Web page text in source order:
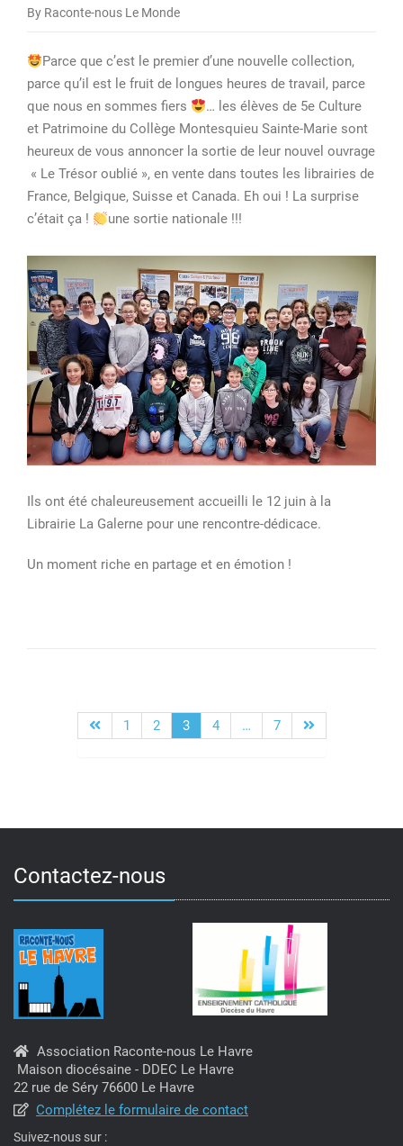
le
12
juin
à
la
Galerne
!
By Raconte-nous Le Monde
Parce que c’est le premier d’une nouvelle collection,
parce qu’il est le fruit de longues heures de travail, parce
que nous en sommes fiers
… les élèves de 5e Culture
et Patrimoine du Collège Montesquieu Sainte-Marie sont
heureux de vous annoncer la sortie de leur nouvel ouvrage
« Le Trésor oublié », en vente dans toutes les librairies de
France, Belgique, Suisse et Canada. Eh oui ! La surprise
c’était ça !
une sortie nationale !!!
Ils ont été chaleureusement accueilli le 12 juin à la
Librairie La Galerne pour une rencontre-dédicace.
Un moment riche en partage et en émotion !
Pagination
1 2 3 4 … 7
Contactez-nous
Association Raconte-nous Le Havre
Maison diocésaine - DDEC Le Havre
22 rue de Séry 76600 Le Havre
Complétez le formulaire de contact
Suivez-nous sur :